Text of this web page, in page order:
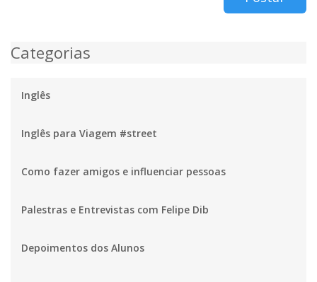
Categorias
Inglês
Inglês para Viagem #street
Como fazer amigos e influenciar pessoas
Palestras e Entrevistas com Felipe Dib
Depoimentos dos Alunos